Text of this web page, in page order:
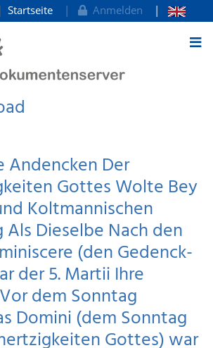
Startseite Anmelden
Andencken Der
Gottes Wolte Bey
Koltmannischen
Dieselbe Nach den
(den Gedenck-
der 5. Martii Ihre
dem Sonntag
Domini (dem Sonntag
Gottes) war